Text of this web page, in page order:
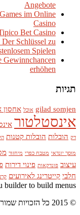
Angebote
im Online
Casino
Bet Casino
Schlüssel zu
Spielen
Gewinnchancen
erhöhen
תגיות
gilad somjen אוכל אחסון
אינסטלטור
דק הובלות הובלות קטנות
מוסך יונדאי מטבח כפרי מיחזור
עיצוב פונדקאות פינוי דירות
חלבי קייטרינג לאירועים
builder to build menus
© 2015 כל הזכויות שמורות- NNM תכנים שעובדים